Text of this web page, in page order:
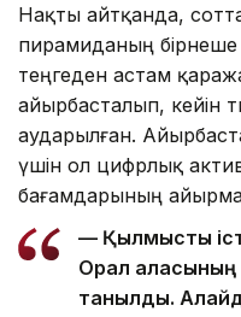
Нақты айтқанда,
пирамиданың
теңгеден астам
айырбасталып, кейін
аударылған.
үшін ол цифрлық
бағамдарының
— Қылмыстық
Орал қаласының
танылды.